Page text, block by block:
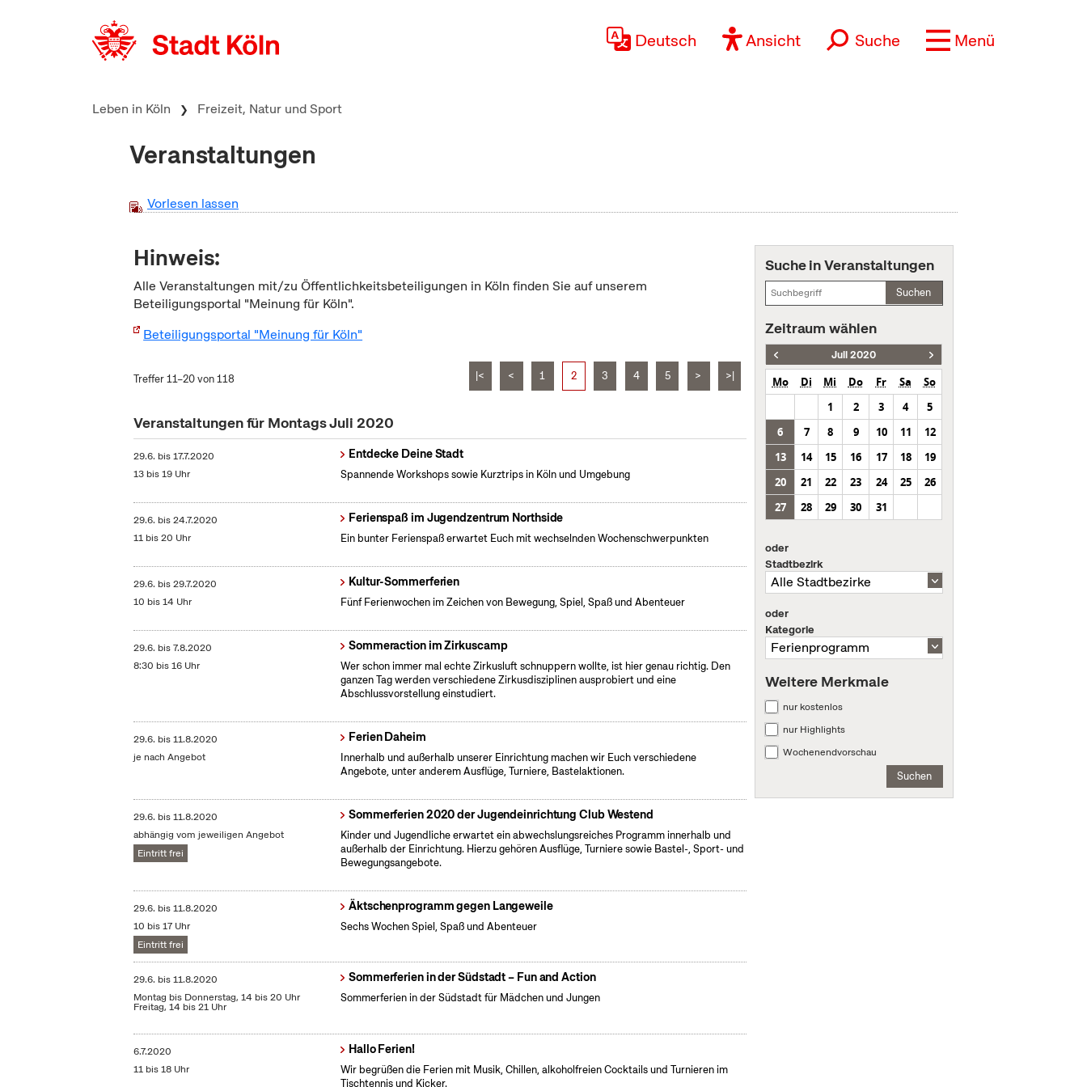
Deutsch Ansicht Suche Menü
Leben in Köln Freizeit, Natur und Sport
Veranstaltungen
Vorlesen lassen
Hinweis:
Alle Veranstaltungen mit/zu Öffentlichkeitsbeteiligungen in Köln finden Sie auf unserem
Beteiligungsportal "Meinung für Köln".
Beteiligungsportal "Meinung für Köln"
Treffer 11–20 von 118 |< < 1 2 3 4 5 > >|
Veranstaltungen für Montags Juli 2020
29.6. bis17.7.2020
13 bis 19 Uhr
Entdecke Deine Stadt
Spannende Workshops sowie Kurztrips in Köln und Umgebung
29.6. bis24.7.2020
11 bis 20 Uhr
Ferienspaß im Jugendzentrum Northside
Ein bunter Ferienspaß erwartet Euch mit wechselnden Wochenschwerpunkten
29.6. bis29.7.2020
10 bis 14 Uhr
Kultur-Sommerferien
Fünf Ferienwochen im Zeichen von Bewegung, Spiel, Spaß und Abenteuer
29.6. bis7.8.2020
8:30 bis 16 Uhr
Sommeraction im Zirkuscamp
Wer schon immer mal echte Zirkusluft schnuppern wollte, ist hier genau richtig. Den
ganzen Tag werden verschiedene Zirkusdisziplinen ausprobiert und eine
Abschlussvorstellung einstudiert.
29.6. bis11.8.2020
je nach Angebot
Ferien Daheim
Innerhalb und außerhalb unserer Einrichtung machen wir Euch verschiedene
Angebote, unter anderem Ausflüge, Turniere, Bastelaktionen.
29.6. bis11.8.2020
abhängig vom jeweiligen Angebot
Eintritt frei
Sommerferien 2020 der Jugendeinrichtung Club Westend
Kinder und Jugendliche erwartet ein abwechslungsreiches Programm innerhalb und
außerhalb der Einrichtung. Hierzu gehören Ausflüge, Turniere sowie Bastel-, Sport- und
Bewegungsangebote.
29.6. bis11.8.2020
10 bis 17 Uhr
Eintritt frei
Äktschenprogramm gegen Langeweile
Sechs Wochen Spiel, Spaß und Abenteuer
29.6. bis11.8.2020
Montag bis Donnerstag, 14 bis 20 Uhr
Freitag, 14 bis 21 Uhr
Sommerferien in der Südstadt – Fun and Action
Sommerferien in der Südstadt für Mädchen und Jungen
6.7.2020
11 bis 18 Uhr
Hallo Ferien!
Wir begrüßen die Ferien mit Musik, Chillen, alkoholfreien Cocktails und Turnieren im
Tischtennis und Kicker.
Suche in Veranstaltungen
Suchen
Zeitraum wählen
Juli 2020
Mo Di Mi Do Fr Sa
So
1
2 3 4
5
6
7 8 9 10 11
12
13
14 15 16 17 18
19
20
21 22 23 24 25
26
27
28 29 30 31
oder
Stadtbezirk
oder
Kategorie
Weitere Merkmale
nur kostenlos
nur Highlights
Wochenendvorschau
Suchen